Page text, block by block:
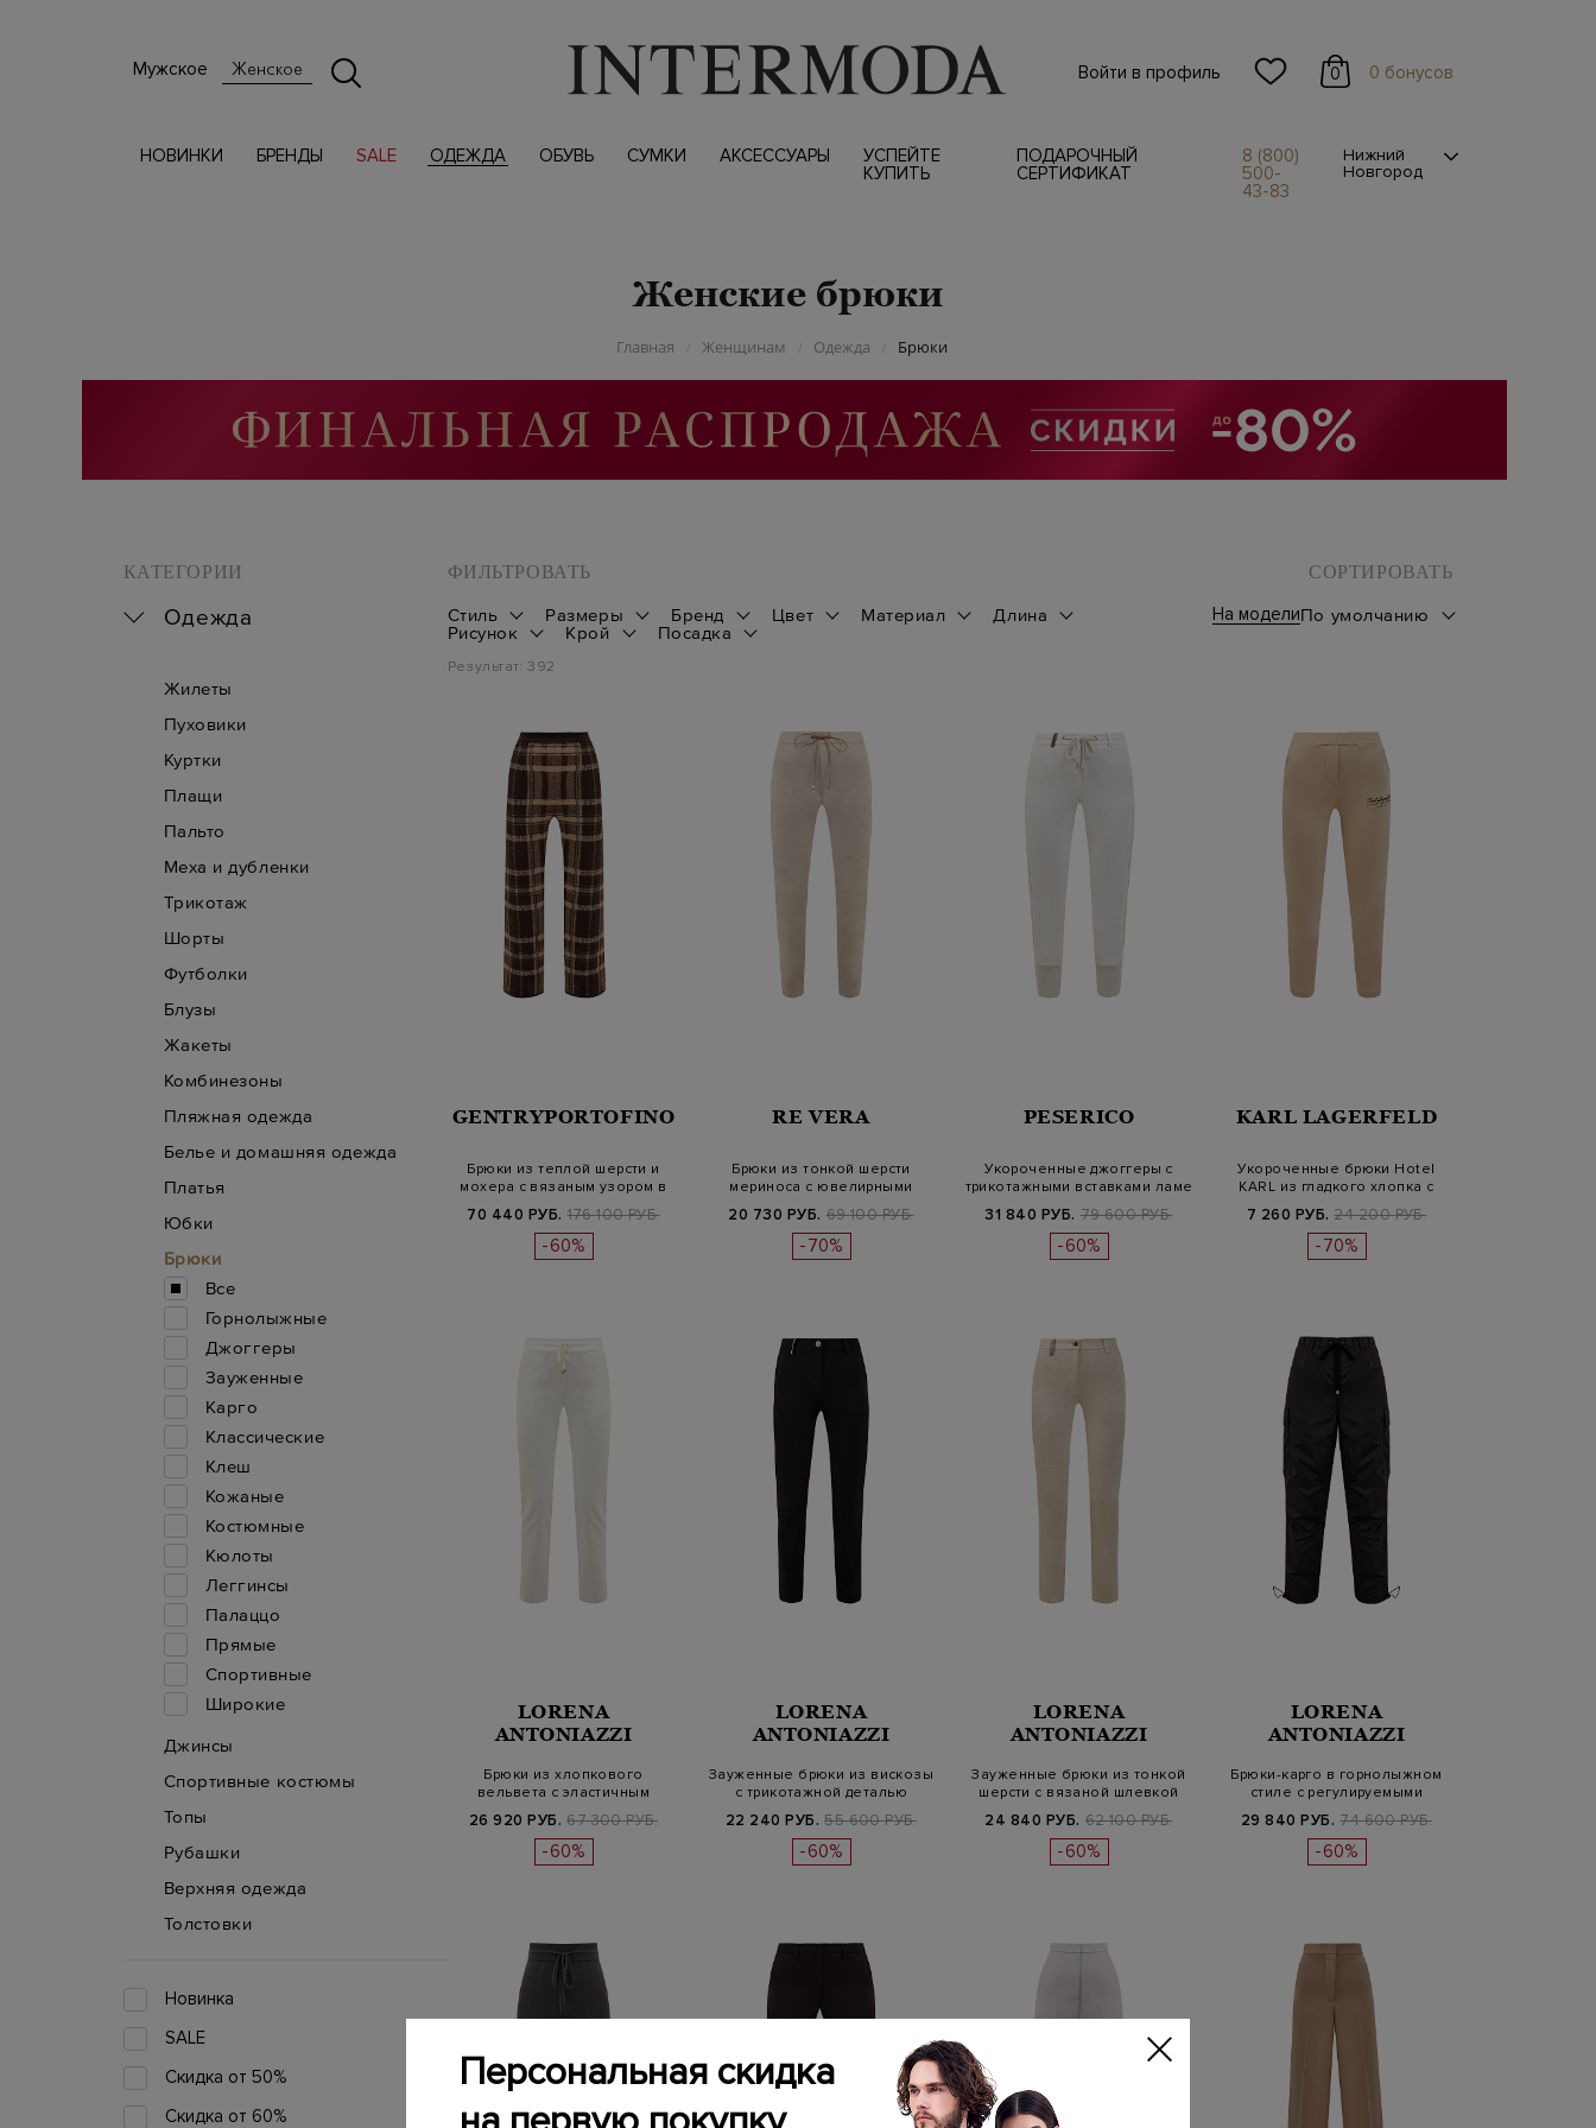
Мужское Женское Войти в профиль 0 0 бонусов
НОВИНКИ БРЕНДЫ SALE ОДЕЖДА ОБУВЬ СУМКИ АКСЕССУАРЫ
УСПЕЙТЕ
КУПИТЬ
ПОДАРОЧНЫЙ
СЕРТИФИКАТ
8 (800)
500-
43-83
Нижний
Новгород
Женские брюки
Главная / Женщинам / Одежда / Брюки
КАТЕГОРИИ
Одежда
Жилеты
Пуховики
Куртки
Плащи
Пальто
Меха и дубленки
Трикотаж
Шорты
Футболки
Блузы
Жакеты
Комбинезоны
Пляжная одежда
Белье и домашняя одежда
Платья
Юбки
Брюки
Все
Горнолыжные
Джоггеры
Зауженные
Карго
Классические
Клеш
Кожаные
Костюмные
Кюлоты
Леггинсы
Палаццо
Прямые
Спортивные
Широкие
Джинсы
Спортивные костюмы
Топы
Рубашки
Верхняя одежда
Толстовки
Новинка
SALE
Скидка от 50%
Скидка от 60%
ФИЛЬТРОВАТЬ
Стиль Размеры Бренд Цвет Материал
Длина
Рисунок
Крой Посадка
На модели
СОРТИРОВАТЬ
По умолчанию
Результат: 392
GENTRYPORTOFINO
Брюки из теплой шерсти и
мохера с вязаным узором в
кле…
70 440 РУБ. 176 100 РУБ.
-60%
RE VERA
Брюки из тонкой шерсти
мериноса с ювелирными
цепочками
20 730 РУБ. 69 100 РУБ.
-70%
PESERICO
Укороченные джоггеры с
трикотажными вставками ламе
и н…
31 840 РУБ. 79 600 РУБ.
-60%
KARL LAGERFELD
Укороченные брюки Hotel
KARL из гладкого хлопка с
выши…
7 260 РУБ. 24 200 РУБ.
-70%
LORENA
ANTONIAZZI
Брюки из хлопкового
вельвета с эластичным
поясом на ку…
26 920 РУБ. 67 300 РУБ.
-60%
LORENA
ANTONIAZZI
Зауженные брюки из вискозы
с трикотажной деталью
22 240 РУБ. 55 600 РУБ.
-60%
LORENA
ANTONIAZZI
Зауженные брюки из тонкой
шерсти с вязаной шлевкой
24 840 РУБ. 62 100 РУБ.
-60%
LORENA
ANTONIAZZI
Брюки-карго в горнолыжном
стиле с регулируемыми
манжет…
29 840 РУБ. 74 600 РУБ.
-60%
Персональная скидка